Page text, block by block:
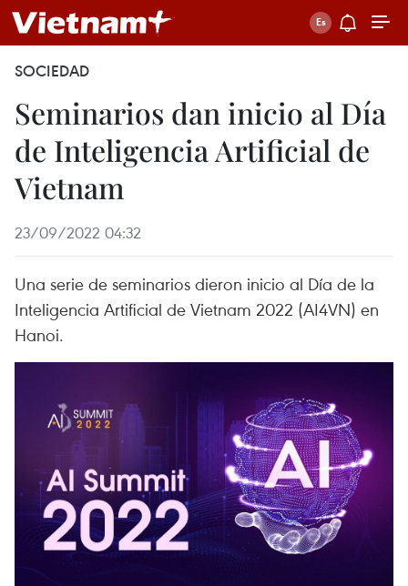
SOCIEDAD
Seminarios dan inicio al Día
de Inteligencia Artificial de
Vietnam
23/09/2022 04:32
Una serie de seminarios dieron inicio al Día de la
Inteligencia Artificial de Vietnam 2022 (AI4VN) en
Hanoi.